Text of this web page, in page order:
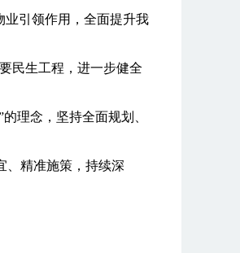
业引领作用，全面提升我
民生工程，进一步健全
理念，坚持全面规划、
、精准施策，持续深